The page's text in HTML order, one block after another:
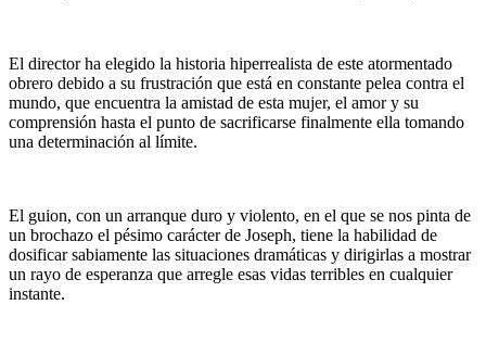
El director ha elegido la historia hiperrealista de este atormentado
obrero debido a su frustración que está en constante pelea contra el
mundo, que encuentra la amistad de esta mujer, el amor y su
comprensión hasta el punto de sacrificarse finalmente ella tomando
una determinación al límite.
El guion, con un arranque duro y violento, en el que se nos pinta de
un brochazo el pésimo carácter de Joseph, tiene la habilidad de
dosificar sabiamente las situaciones dramáticas y dirigirlas a mostrar
un rayo de esperanza que arregle esas vidas terribles en cualquier
instante.